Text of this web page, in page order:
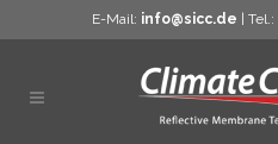
E-Mail: info@sicc.de | Tel.: